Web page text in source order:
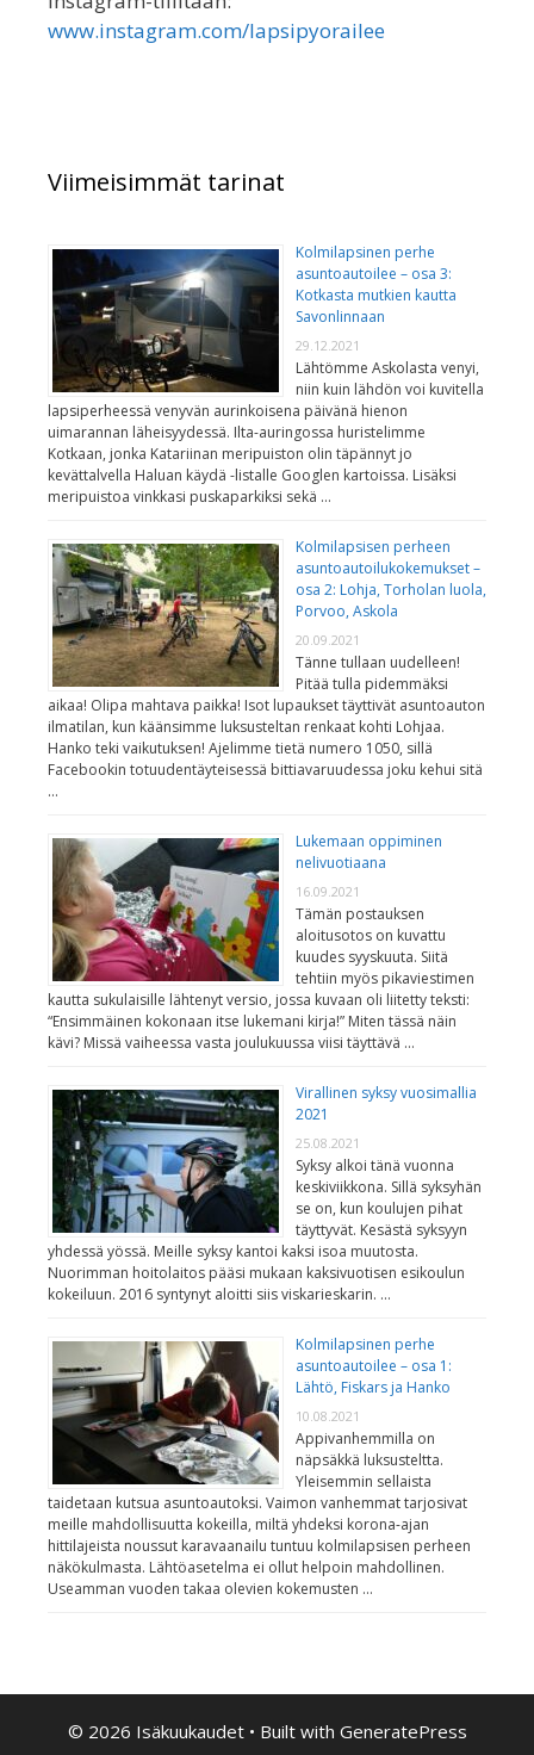
www.instagram.com/lapsipyorailee
Viimeisimmät tarinat
Kolmilapsinen perhe
asuntoautoilee – osa 3:
Kotkasta mutkien kautta
Savonlinnaan
29.12.2021
Lähtömme Askolasta venyi,
niin kuin lähdön voi kuvitella
lapsiperheessä venyvän aurinkoisena päivänä hienon
uimarannan läheisyydessä. Ilta-auringossa huristelimme
Kotkaan, jonka Katariinan meripuiston olin täpännyt jo
kevättalvella Haluan käydä -listalle Googlen kartoissa. Lisäksi
meripuistoa vinkkasi puskaparkiksi sekä …
Kolmilapsisen perheen
asuntoautoilukokemukset –
osa 2: Lohja, Torholan luola,
Porvoo, Askola
20.09.2021
Tänne tullaan uudelleen!
Pitää tulla pidemmäksi
aikaa! Olipa mahtava paikka! Isot lupaukset täyttivät asuntoauton
ilmatilan, kun käänsimme luksusteltan renkaat kohti Lohjaa.
Hanko teki vaikutuksen! Ajelimme tietä numero 1050, sillä
Facebookin totuudentäyteisessä bittiavaruudessa joku kehui sitä
…
Lukemaan oppiminen
nelivuotiaana
16.09.2021
Tämän postauksen
aloitusotos on kuvattu
kuudes syyskuuta. Siitä
tehtiin myös pikaviestimen
kautta sukulaisille lähtenyt versio, jossa kuvaan oli liitetty teksti:
“Ensimmäinen kokonaan itse lukemani kirja!” Miten tässä näin
kävi? Missä vaiheessa vasta joulukuussa viisi täyttävä …
Virallinen syksy vuosimallia
2021
25.08.2021
Syksy alkoi tänä vuonna
keskiviikkona. Sillä syksyhän
se on, kun koulujen pihat
täyttyvät. Kesästä syksyyn
yhdessä yössä. Meille syksy kantoi kaksi isoa muutosta.
Nuorimman hoitolaitos pääsi mukaan kaksivuotisen esikoulun
kokeiluun. 2016 syntynyt aloitti siis viskarieskarin. …
Kolmilapsinen perhe
asuntoautoilee – osa 1:
Lähtö, Fiskars ja Hanko
10.08.2021
Appivanhemmilla on
näpsäkkä luksusteltta.
Yleisemmin sellaista
taidetaan kutsua asuntoautoksi. Vaimon vanhemmat tarjosivat
meille mahdollisuutta kokeilla, miltä yhdeksi korona-ajan
hittilajeista noussut karavaanailu tuntuu kolmilapsisen perheen
näkökulmasta. Lähtöasetelma ei ollut helpoin mahdollinen.
Useamman vuoden takaa olevien kokemusten …
© 2026 Isäkuukaudet• Built with GeneratePress